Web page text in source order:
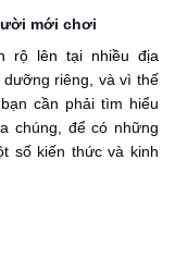
mới chơi
rộ lên tại nhiều địa
dưỡng riêng, và vì thế
cần phải tìm hiểu
chúng, để có những
số kiến thức và kinh